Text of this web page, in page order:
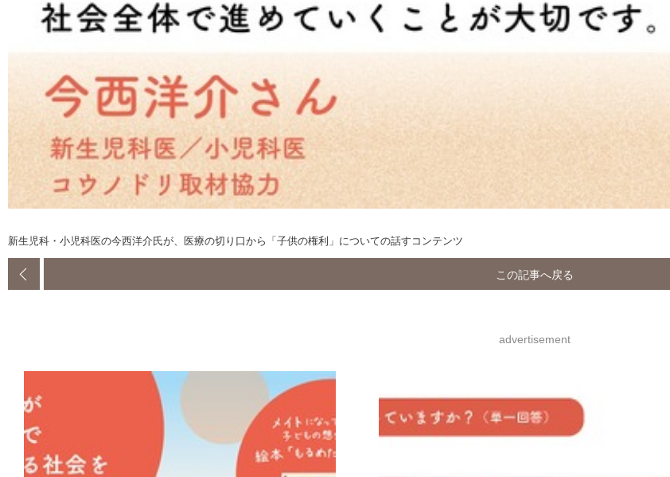
新生児科・小児科医の今西洋介氏が、医療の切り口から「子供の権利」についての話すコンテンツ
この記事へ戻る
advertisement